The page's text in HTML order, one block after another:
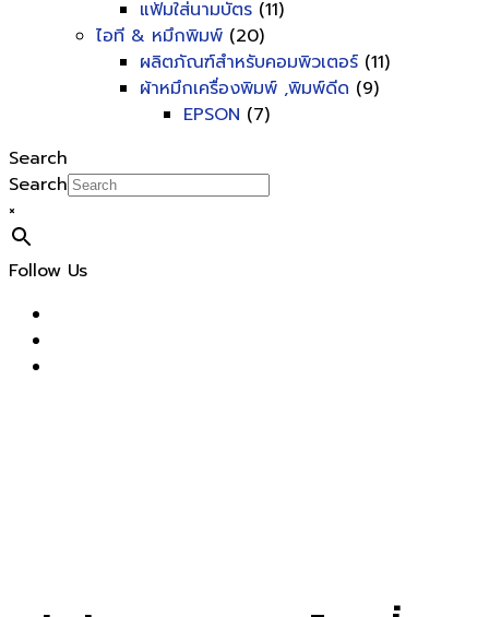
แฟ้มใส่นามบัตร (11)
ไอที & หมึกพิมพ์ (20)
ผลิตภัณฑ์สำหรับคอมพิวเตอร์ (11)
ผ้าหมึกเครื่องพิมพ์ ,พิมพ์ดีด (9)
EPSON (7)
Search
Search
×
Follow Us